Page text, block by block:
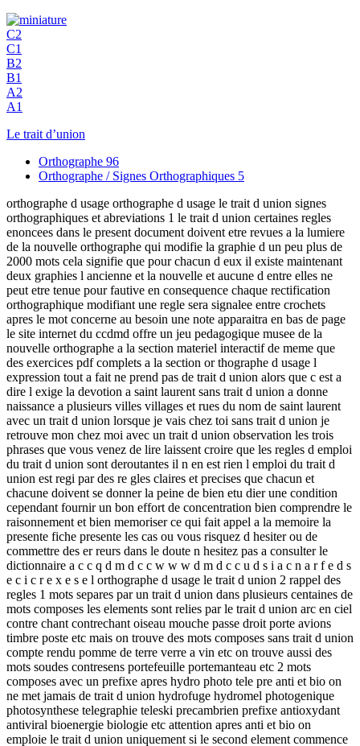
C2
C1
B2
B1
A2
A1
Le trait d’union
Orthographe 96
Orthographe / Signes Orthographiques 5
orthographe d usage orthographe d usage le trait d union signes
orthographiques et abreviations 1 le trait d union certaines regles
enoncees dans le present document doivent etre revues a la lumiere
de la nouvelle orthographe qui modifie la graphie d un peu plus de
2000 mots cela signifie que pour chacun d eux il existe maintenant
deux graphies l ancienne et la nouvelle et aucune d entre elles ne
peut etre tenue pour fautive en consequence chaque rectification
orthographique modifiant une regle sera signalee entre crochets
apres le mot concerne au besoin une note apparaitra en bas de page
le site internet du ccdmd offre un jeu pedagogique musee de la
nouvelle orthographe a la section materiel interactif de meme que
des exercices pdf complets a la section or thographe d usage l
expression tout a fait ne prend pas de trait d union alors que c est a
dire l exige la devotion a saint laurent sans trait d union a donne
naissance a plusieurs villes villages et rues du nom de saint laurent
avec un trait d union lorsque je vais chez toi sans trait d union je
retrouve mon chez moi avec un trait d union observation les trois
phrases que vous venez de lire laissent croire que les regles d emploi
du trait d union sont deroutantes il n en est rien l emploi du trait d
union est regi par des re gles claires et precises que chacun et
chacune doivent se donner la peine de bien etu dier une condition
cependant fournir un bon effort de concentration bien comprendre le
raisonnement et bien memoriser ce qui fait appel a la memoire la
presente fiche presente les cas ou vous risquez d hesiter ou de
commettre des er reurs dans le doute n hesitez pas a consulter le
dictionnaire a c c q d m d c c w w w d m d c c u d s i a c n a r f e d s
e c i c r e x e s e l orthographe d usage le trait d union 2 rappel des
regles 1 mots separes par un trait d union dans plusieurs centaines de
mots composes les elements sont relies par le trait d union arc en ciel
contre chant contrechant oiseau mouche passe droit porte avions
timbre poste etc mais on trouve des mots composes sans trait d union
compte rendu pomme de terre verre a vin etc on trouve aussi des
mots soudes contresens portefeuille portemanteau etc 2 mots
composes avec un prefixe apres hydro photo tele pre anti et bio on
ne met jamais de trait d union hydrofuge hydromel photogenique
photosynthese telegraphie teleski precambrien prefixe antioxydant
antiviral bioenergie biologie etc attention apres anti et bio on
emploie le trait d union uniquement si le second element commence